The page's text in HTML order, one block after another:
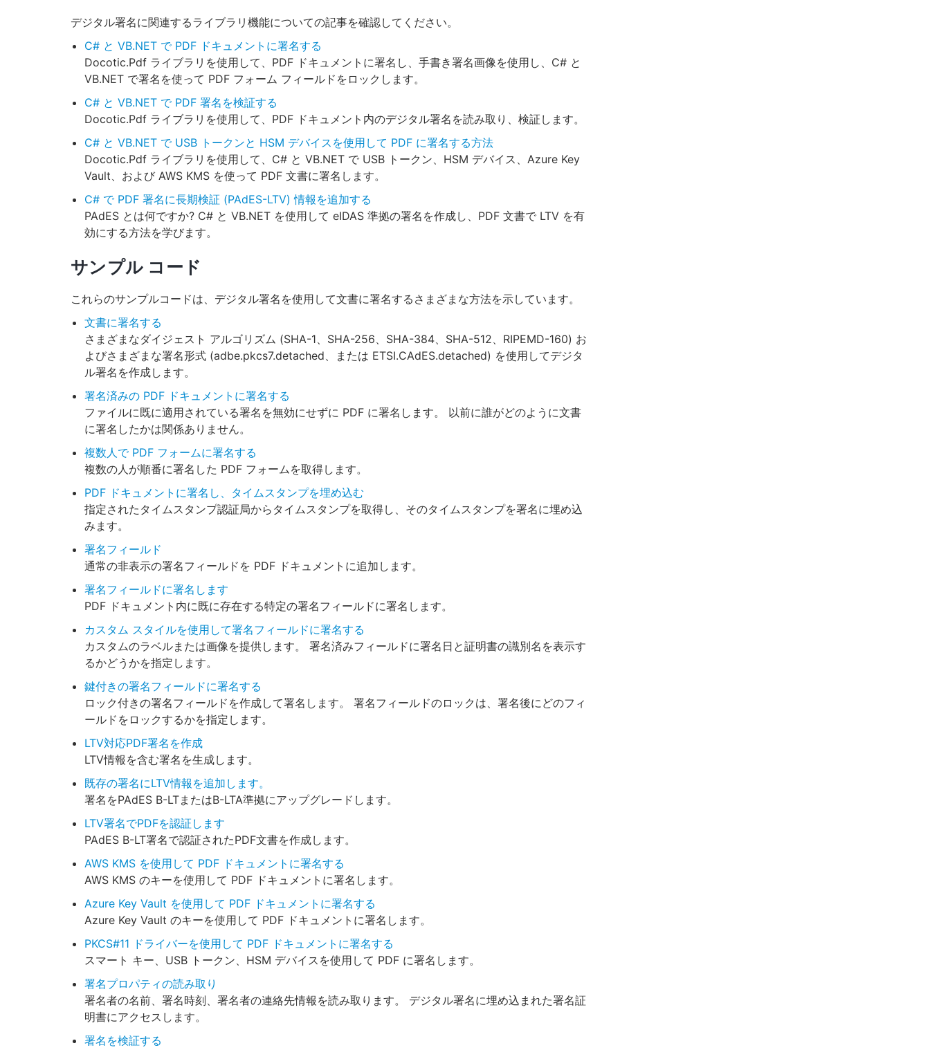
デジタル署名に関連するライブラリ機能についての記事を確認してください。
C# と VB.NET で PDF ドキュメントに署名する
Docotic.Pdf ライブラリを使用して、PDF ドキュメントに署名し、手書き署名画像を使用し、C# と
VB.NET で署名を使って PDF フォーム フィールドをロックします。
C# と VB.NET で PDF 署名を検証する
Docotic.Pdf ライブラリを使用して、PDF ドキュメント内のデジタル署名を読み取り、検証します。
C# と VB.NET で USB トークンと HSM デバイスを使用して PDF に署名する方法
Docotic.Pdf ライブラリを使用して、C# と VB.NET で USB トークン、HSM デバイス、Azure Key
Vault、および AWS KMS を使って PDF 文書に署名します。
C# で PDF 署名に長期検証 (PAdES-LTV) 情報を追加する
PAdES とは何ですか? C# と VB.NET を使用して eIDAS 準拠の署名を作成し、PDF 文書で LTV を有
効にする方法を学びます。
サンプル コード
これらのサンプルコードは、デジタル署名を使用して文書に署名するさまざまな方法を示しています。
文書に署名する
さまざまなダイジェスト アルゴリズム (SHA-1、SHA-256、SHA-384、SHA-512、RIPEMD-160) お
よびさまざまな署名形式 (adbe.pkcs7.detached、または ETSI.CAdES.detached) を使用してデジタ
ル署名を作成します。
署名済みの PDF ドキュメントに署名する
ファイルに既に適用されている署名を無効にせずに PDF に署名します。 以前に誰がどのように文書
に署名したかは関係ありません。
複数人で PDF フォームに署名する
複数の人が順番に署名した PDF フォームを取得します。
PDF ドキュメントに署名し、タイムスタンプを埋め込む
指定されたタイムスタンプ認証局からタイムスタンプを取得し、そのタイムスタンプを署名に埋め込
みます。
署名フィールド
通常の非表示の署名フィールドを PDF ドキュメントに追加します。
署名フィールドに署名します
PDF ドキュメント内に既に存在する特定の署名フィールドに署名します。
カスタム スタイルを使用して署名フィールドに署名する
カスタムのラベルまたは画像を提供します。 署名済みフィールドに署名日と証明書の識別名を表示す
るかどうかを指定します。
鍵付きの署名フィールドに署名する
ロック付きの署名フィールドを作成して署名します。 署名フィールドのロックは、署名後にどのフィ
ールドをロックするかを指定します。
LTV対応PDF署名を作成
LTV情報を含む署名を生成します。
既存の署名にLTV情報を追加します。
署名をPAdES B-LTまたはB-LTA準拠にアップグレードします。
LTV署名でPDFを認証します
PAdES B-LT署名で認証されたPDF文書を作成します。
AWS KMS を使用して PDF ドキュメントに署名する
AWS KMS のキーを使用して PDF ドキュメントに署名します。
Azure Key Vault を使用して PDF ドキュメントに署名する
Azure Key Vault のキーを使用して PDF ドキュメントに署名します。
PKCS#11 ドライバーを使用して PDF ドキュメントに署名する
スマート キー、USB トークン、HSM デバイスを使用して PDF に署名します。
署名プロパティの読み取り
署名者の名前、署名時刻、署名者の連絡先情報を読み取ります。 デジタル署名に埋め込まれた署名証
明書にアクセスします。
署名を検証する